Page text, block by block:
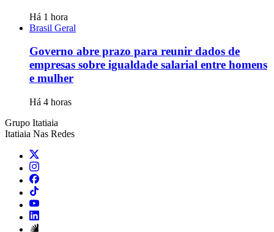
Há 1 hora
Brasil Geral
Governo abre prazo para reunir dados de
empresas sobre igualdade salarial entre homens
e mulher
Há 4 horas
Grupo Itatiaia
Itatiaia Nas Redes